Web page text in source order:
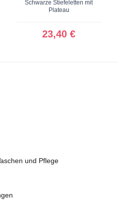
Schwarze Stiefeletten mit
Plateau
23,40 €
und Pflege